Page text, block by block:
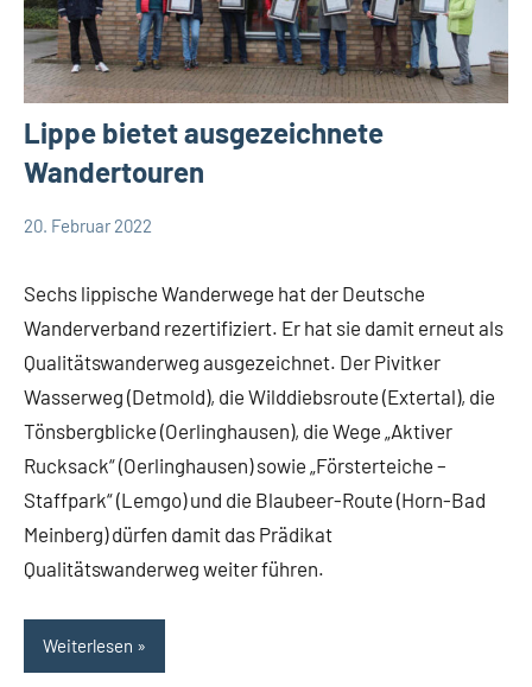
Lippe bietet ausgezeichnete
Wandertouren
Lippische
Gesellschaft
20. Februar 2022
Sechs lippische Wanderwege hat der Deutsche
Wanderverband rezertifiziert. Er hat sie damit erneut als
Qualitätswanderweg ausgezeichnet. Der Pivitker
Wasserweg (Detmold), die Wilddiebsroute (Extertal), die
Tönsbergblicke (Oerlinghausen), die Wege „Aktiver
Rucksack“ (Oerlinghausen) sowie „Försterteiche –
Staffpark“ (Lemgo) und die Blaubeer-Route (Horn-Bad
Meinberg) dürfen damit das Prädikat
Qualitätswanderweg weiter führen.
Weiterlesen